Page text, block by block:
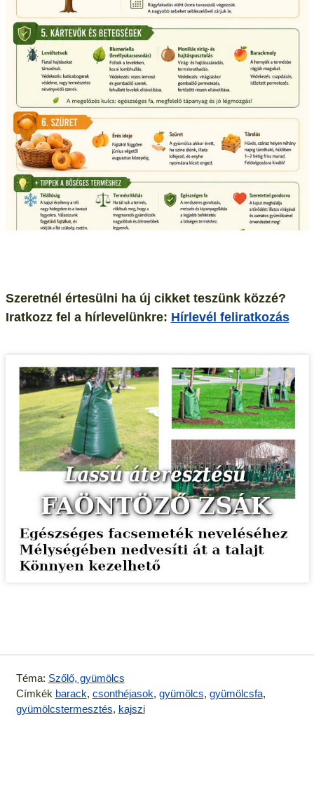
Szeretnél értesülni ha új cikket teszünk közzé?
Iratkozz fel a hírlevelünkre: Hírlevél feliratkozás
Téma: Szőlő, gyümölcs
Címkék barack, csonthéjasok, gyümölcs, gyümölcsfa,
gyümölcstermesztés, kajszi